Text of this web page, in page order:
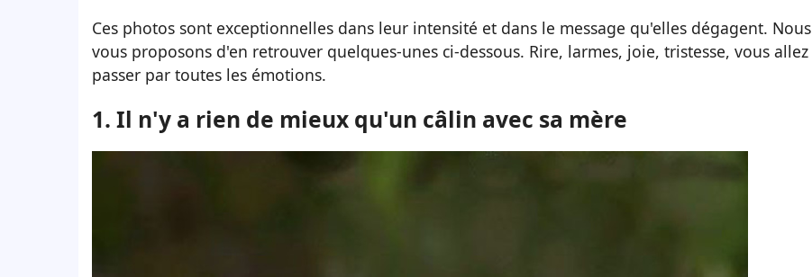
Ces photos sont exceptionnelles dans leur intensité et dans le message qu'elles dégagent. Nous
vous proposons d'en retrouver quelques-unes ci-dessous. Rire, larmes, joie, tristesse, vous allez
passer par toutes les émotions.
1. Il n'y a rien de mieux qu'un câlin avec sa mère